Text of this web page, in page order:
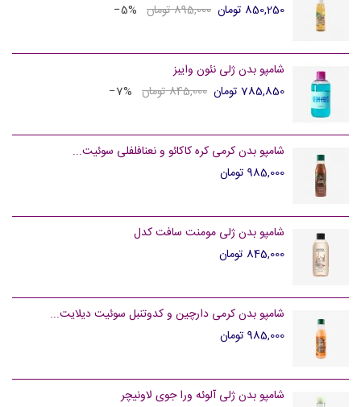
850,250 تومان
895,000 تومان ‎−5%
شامپو بدن ژلی نئون وایبز
785,850 تومان
845,000 تومان ‎−7%
شامپو بدن کرمی کره کاکائو و نعنافلفلی سوئیت...
985,000 تومان
شامپو بدن ژلی مومنت سافت کدل
845,000 تومان
شامپو بدن کرمی دارچین و کدوتنبل سوئیت دیلایت...
985,000 تومان
شامپو بدن ژلی آلوئه ورا جوی لاونیچر